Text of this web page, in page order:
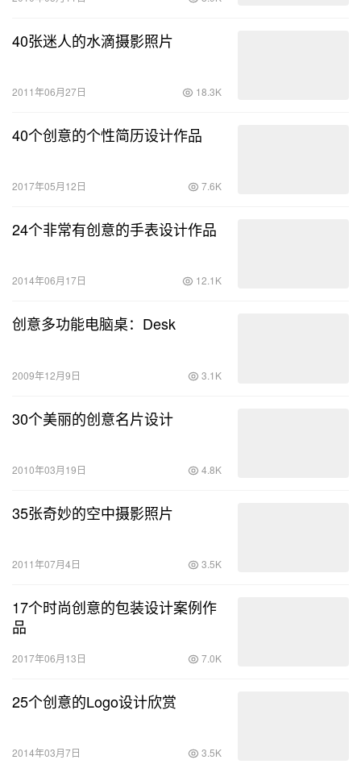
40张迷人的水滴摄影照片
2011年06月27日 18.3K
40个创意的个性简历设计作品
2017年05月12日 7.6K
24个非常有创意的手表设计作品
2014年06月17日 12.1K
创意多功能电脑桌：Desk
2009年12月9日 3.1K
30个美丽的创意名片设计
2010年03月19日 4.8K
35张奇妙的空中摄影照片
2011年07月4日 3.5K
17个时尚创意的包装设计案例作
品
2017年06月13日 7.0K
25个创意的Logo设计欣赏
2014年03月7日 3.5K